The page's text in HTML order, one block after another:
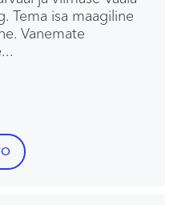
Tema isa maagiline
Vanemate